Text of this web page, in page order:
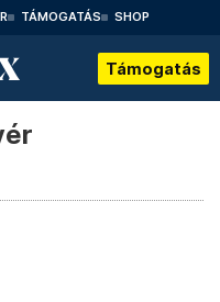
TÁMOGATÁS SHOP
Támogatás